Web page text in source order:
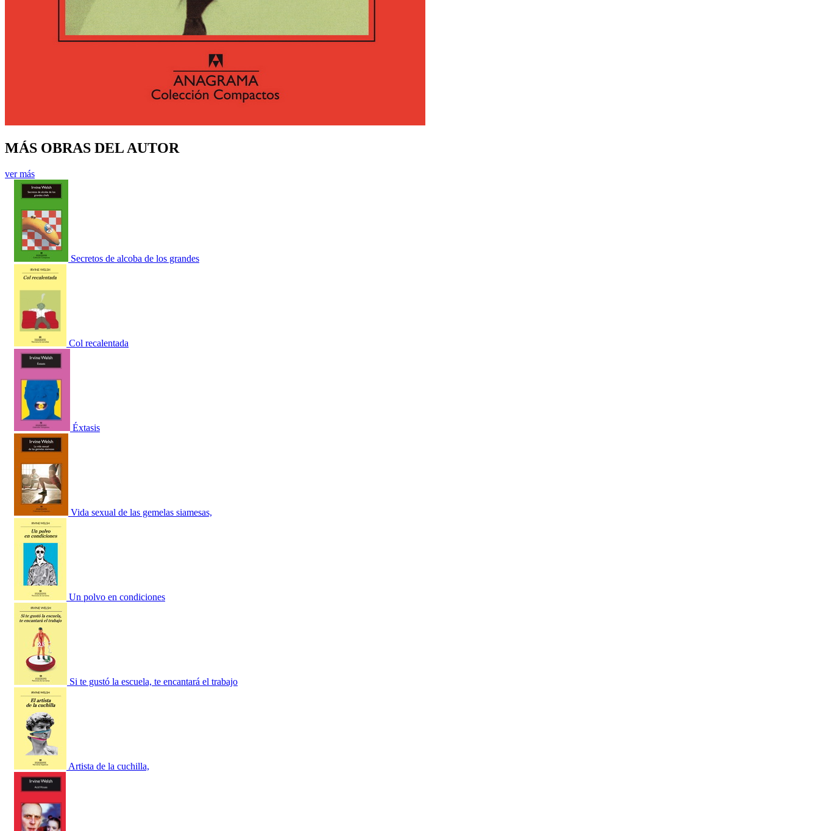
MÁS OBRAS DEL AUTOR
ver más
Secretos de alcoba de los grandes
Col recalentada
Éxtasis
Vida sexual de las gemelas siamesas,
Un polvo en condiciones
Si te gustó la escuela, te encantará el trabajo
Artista de la cuchilla,